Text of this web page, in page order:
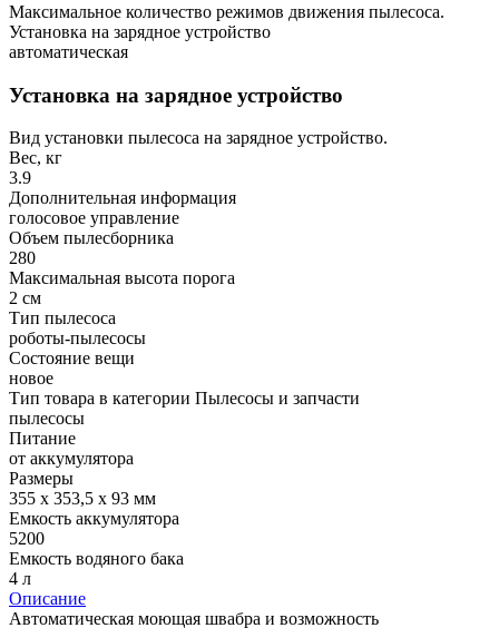
Максимальное количество режимов движения пылесоса.
Установка на зарядное устройство
автоматическая
Установка на зарядное устройство
Вид установки пылесоса на зарядное устройство.
Вес, кг
3.9
Дополнительная информация
голосовое управление
Объем пылесборника
280
Максимальная высота порога
2 см
Тип пылесоса
роботы-пылесосы
Состояние вещи
новое
Тип товара в категории Пылесосы и запчасти
пылесосы
Питание
от аккумулятора
Размеры
355 x 353,5 x 93 мм
Емкость аккумулятора
5200
Емкость водяного бака
4 л
Описание
Автоматическая моющая швабра и возможность